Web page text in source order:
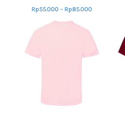
Rp55.000 – Rp85.000